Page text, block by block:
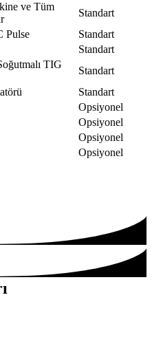
ve Tüm
Standart
Pulse
Standart
Standart
TIG
Standart
Standart
Opsiyonel
Opsiyonel
Opsiyonel
Opsiyonel